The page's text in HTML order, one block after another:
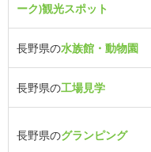
ーク)観光スポット
長野県の水族館・動物園
長野県の工場見学
長野県のグランピング